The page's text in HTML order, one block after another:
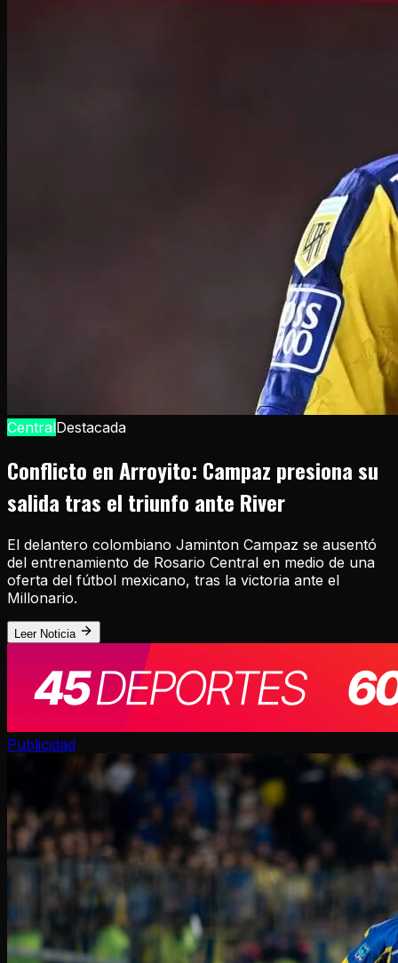
CentralDestacada
Conflicto en Arroyito: Campaz presiona su
salida tras el triunfo ante River
El delantero colombiano Jaminton Campaz se ausentó
del entrenamiento de Rosario Central en medio de una
oferta del fútbol mexicano, tras la victoria ante el
Millonario.
Leer Noticia
Publicidad